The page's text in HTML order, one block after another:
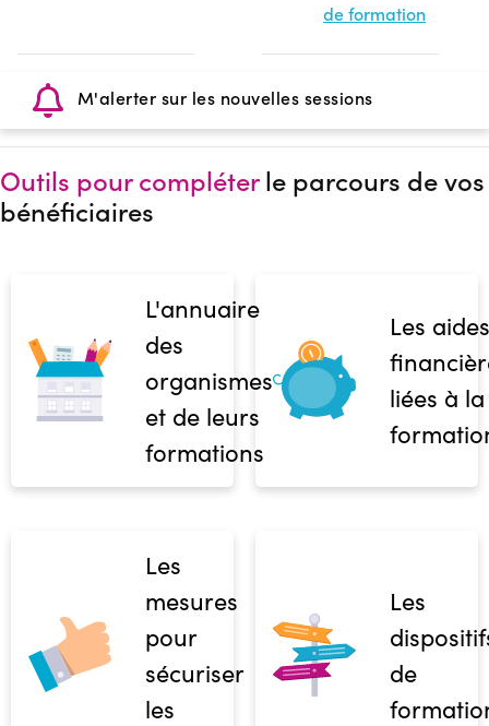
de formation
M'alerter sur les nouvelles sessions
Outils pour compléterle parcours de vos
bénéficiaires
L'annuaire
des
organismes
et de leurs
formations
Les aides
liées à la
Les
mesures
pour
sécuriser
les
Les
de